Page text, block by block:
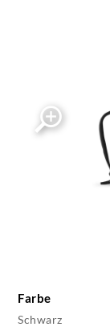
Farbe
Schwarz